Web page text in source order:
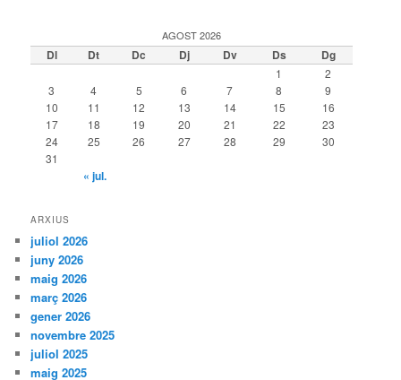
AGOST 2026
Dl Dt Dc Dj Dv Ds Dg
1
2
3
4 5 6 7 8
9
10
11 12 13 14 15
16
17
18 19 20 21 22
23
24
25 26 27 28 29
30
31
« jul.
ARXIUS
juliol 2026
juny 2026
maig 2026
març 2026
gener 2026
novembre 2025
juliol 2025
maig 2025